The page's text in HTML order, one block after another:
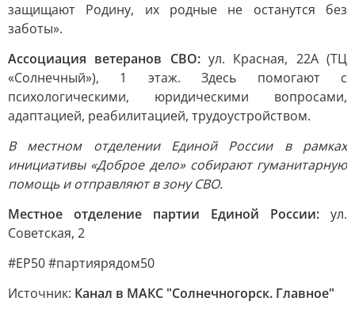
защищают Родину, их родные не останутся без
заботы».
Ассоциация ветеранов СВО: ул. Красная, 22А (ТЦ
«Солнечный»), 1 этаж. Здесь помогают с
психологическими, юридическими вопросами,
адаптацией, реабилитацией, трудоустройством.
В местном отделении Единой России в рамках
инициативы «Доброе дело» собирают гуманитарную
помощь и отправляют в зону СВО.
Местное отделение партии Единой России: ул.
Советская, 2
#ЕР50 #партиярядом50
Источник: Канал в МАКС "Солнечногорск. Главное"